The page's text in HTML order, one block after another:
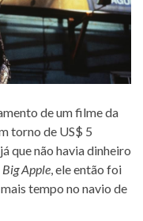
de um filme da
torno de US$ 5
que não havia dinheiro
Big Apple, ele então foi
tempo no navio de